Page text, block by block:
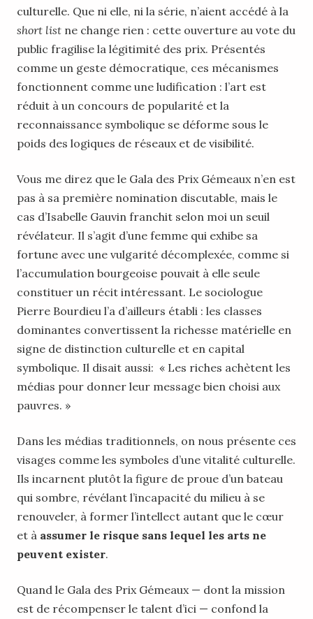
culturelle. Que ni elle, ni la série, n’aient accédé à la
short list ne change rien : cette ouverture au vote du
public fragilise la légitimité des prix. Présentés
comme un geste démocratique, ces mécanismes
fonctionnent comme une ludification : l’art est
réduit à un concours de popularité et la
reconnaissance symbolique se déforme sous le
poids des logiques de réseaux et de visibilité.
Vous me direz que le Gala des Prix Gémeaux n’en est
pas à sa première nomination discutable, mais le
cas d’Isabelle Gauvin franchit selon moi un seuil
révélateur. Il s’agit d’une femme qui exhibe sa
fortune avec une vulgarité décomplexée, comme si
l’accumulation bourgeoise pouvait à elle seule
constituer un récit intéressant. Le sociologue
Pierre Bourdieu l’a d’ailleurs établi : les classes
dominantes convertissent la richesse matérielle en
signe de distinction culturelle et en capital
symbolique. Il disait aussi: « Les riches achètent les
médias pour donner leur message bien choisi aux
pauvres. »
Dans les médias traditionnels, on nous présente ces
visages comme les symboles d’une vitalité culturelle.
Ils incarnent plutôt la figure de proue d’un bateau
qui sombre, révélant l’incapacité du milieu à se
renouveler, à former l’intellect autant que le cœur
et à assumer le risque sans lequel les arts ne
peuvent exister.
Quand le Gala des Prix Gémeaux — dont la mission
est de récompenser le talent d’ici — confond la